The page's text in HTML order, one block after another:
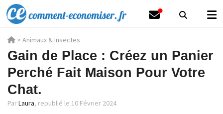
> Animaux & Insectes
Gain de Place : Créez un Panier
Perché Fait Maison Pour Votre
Chat.
ParLaura, republié le 10 Février 2024